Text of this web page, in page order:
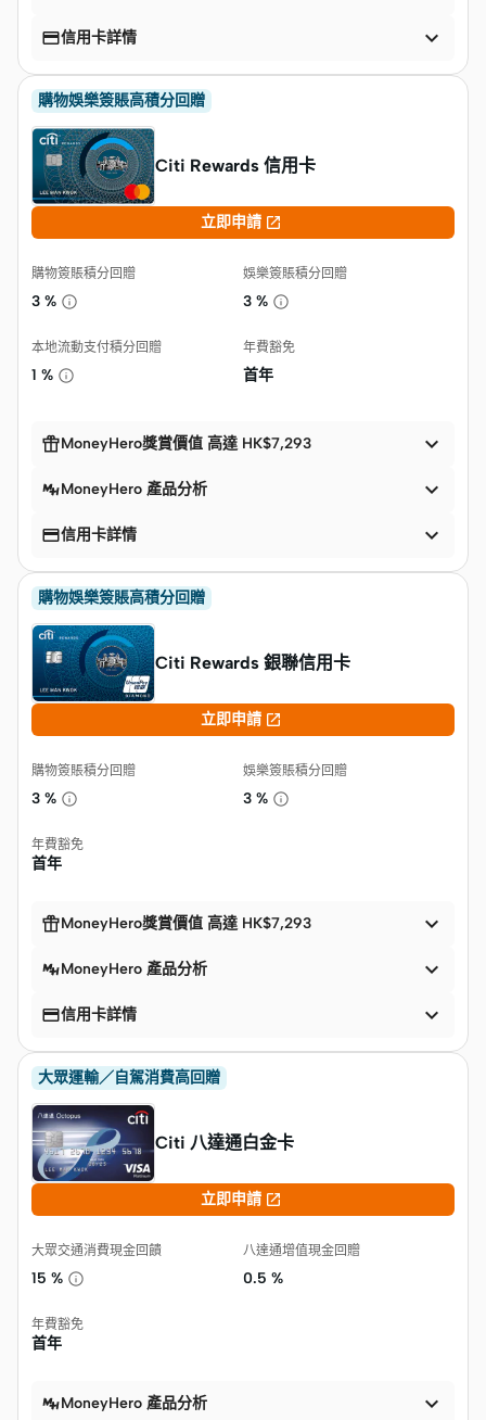
信用卡詳情 
購物娛樂簽賬高積分回贈
Citi Rewards 信用卡
立即申請 
購物簽賬積分回贈
3 %
娛樂簽賬積分回贈
3 %
本地流動支付積分回贈
1 %
年費豁免
首年
MoneyHero獎賞價值 高達 HK$7,293 
MoneyHero 產品分析 
信用卡詳情 
購物娛樂簽賬高積分回贈
Citi Rewards 銀聯信用卡
立即申請 
購物簽賬積分回贈
3 %
娛樂簽賬積分回贈
3 %
年費豁免
首年
MoneyHero獎賞價值 高達 HK$7,293 
MoneyHero 產品分析 
信用卡詳情 
大眾運輸／自駕消費高回贈
Citi 八達通白金卡
立即申請 
大眾交通消費現金回饋
15 %
八達通增值現金回贈
0.5 %
年費豁免
首年
MoneyHero 產品分析 